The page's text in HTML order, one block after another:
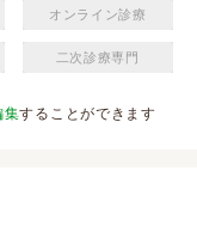
オンライン診療
二次診療専門
集することができます